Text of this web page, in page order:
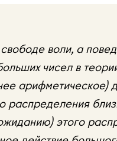
воли, а
чисел в
арифметическое)
распределения
этого